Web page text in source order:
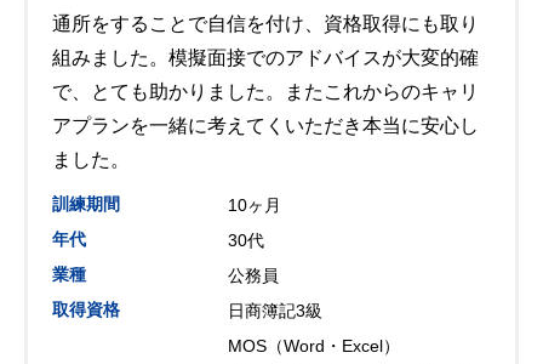
通所をすることで自信を付け、資格取得にも取り
組みました。模擬面接でのアドバイスが大変的確
で、とても助かりました。またこれからのキャリ
アプランを一緒に考えてくいただき本当に安心し
ました。
訓練期間
10ヶ月
年代
30代
業種
公務員
取得資格
日商簿記3級
MOS（Word・Excel）